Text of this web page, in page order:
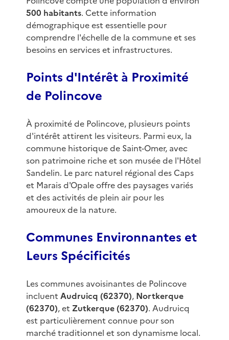
500 habitants. Cette information
démographique est essentielle pour
comprendre l'échelle de la commune et ses
besoins en services et infrastructures.
Points d'Intérêt à Proximité
de Polincove
À proximité de Polincove, plusieurs points
d'intérêt attirent les visiteurs. Parmi eux, la
commune historique de Saint-Omer, avec
son patrimoine riche et son musée de l'Hôtel
Sandelin. Le parc naturel régional des Caps
et Marais d'Opale offre des paysages variés
et des activités de plein air pour les
amoureux de la nature.
Communes Environnantes et
Leurs Spécificités
Les communes avoisinantes de Polincove
incluent Audruicq (62370), Nortkerque
(62370), et Zutkerque (62370). Audruicq
est particulièrement connue pour son
marché traditionnel et son dynamisme local.